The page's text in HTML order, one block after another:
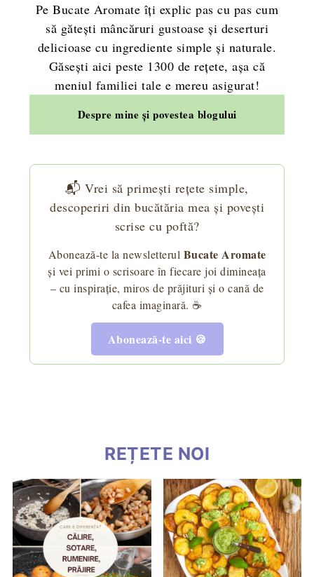
Pe Bucate Aromate îți explic pas cu pas cum
să gătești mâncăruri gustoase și deserturi
delicioase cu ingrediente simple și naturale.
Găsești aici peste 1300 de rețete, așa că
meniul familiei tale e mereu asigurat!
Despre mine și povestea blogului
📬 Vrei să primești rețete simple,
descoperiri din bucătăria mea și povești
scrise cu poftă?
Abonează-te la newsletterul Bucate Aromate
și vei primi o scrisoare în fiecare joi dimineața
– cu inspirație, miros de prăjituri și o cană de
cafea imaginară. ☕
Abonează-te aici 🍪
REȚETE NOI